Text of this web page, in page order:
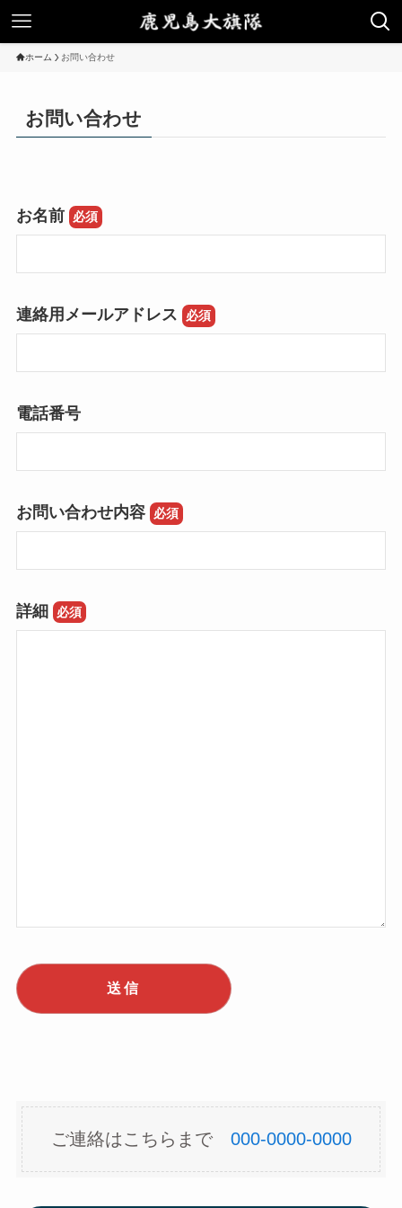
ホーム お問い合わせ
お問い合わせ
お名前 必須
連絡用メールアドレス 必須
電話番号
お問い合わせ内容 必須
詳細 必須
ご連絡はこちらまで 000-0000-0000